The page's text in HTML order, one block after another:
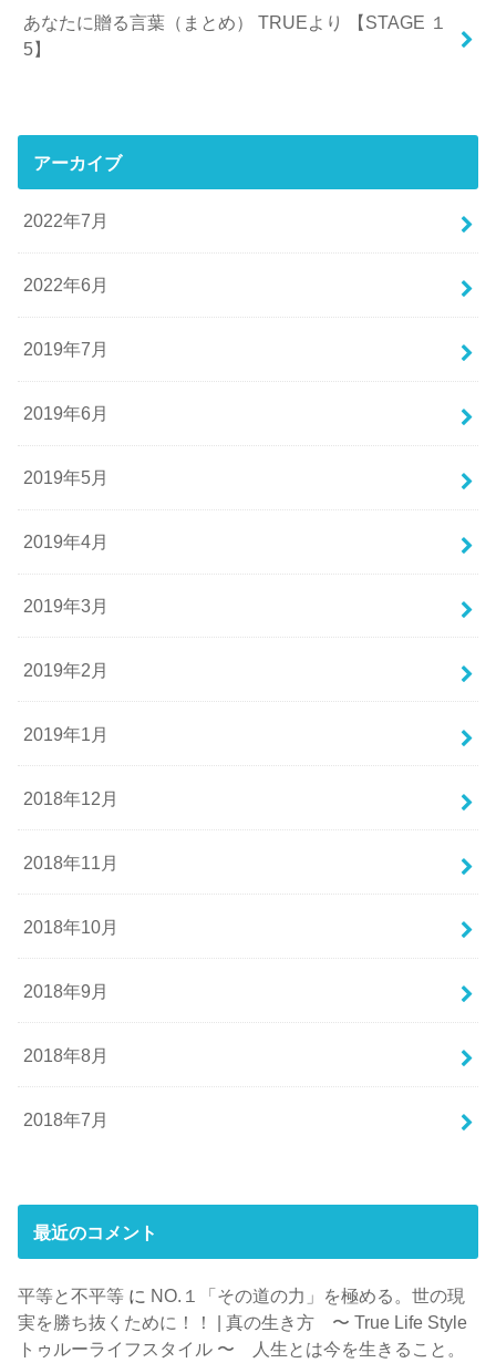
あなたに贈る言葉（まとめ） TRUEより 【STAGE １
5】
アーカイブ
2022年7月
2022年6月
2019年7月
2019年6月
2019年5月
2019年4月
2019年3月
2019年2月
2019年1月
2018年12月
2018年11月
2018年10月
2018年9月
2018年8月
2018年7月
最近のコメント
平等と不平等 に NO.１「その道の力」を極める。世の現
実を勝ち抜くために！！ | 真の生き方 〜 True Life Style
トゥルーライフスタイル 〜 人生とは今を生きること。